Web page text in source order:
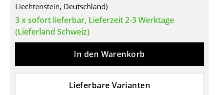
Couchtische
Schreibtische
Sekretäre & PC-Tische
Stehtische & Stehpulte
Liechtenstein, Deutschland)
3 x sofort lieferbar, Lieferzeit 2-3 Werktage
(Lieferland Schweiz)
In den Warenkorb
Lieferbare Varianten